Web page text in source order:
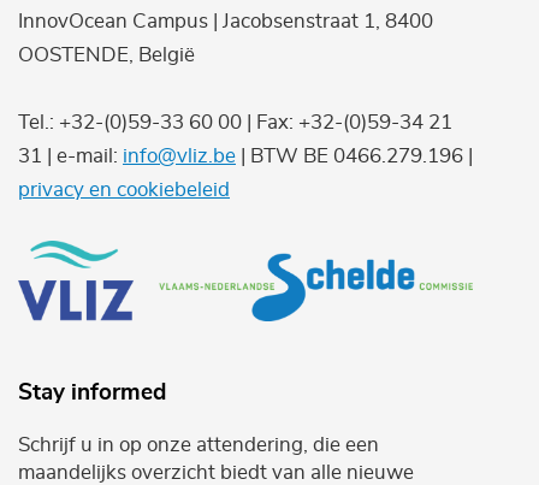
InnovOcean Campus | Jacobsenstraat 1, 8400
OOSTENDE, België
Tel.: +32-(0)59-33 60 00 | Fax: +32-(0)59-34 21
31 | e-mail: info@vliz.be | BTW BE 0466.279.196 |
privacy en cookiebeleid
Stay informed
Schrijf u in op onze attendering, die een
maandelijks overzicht biedt van alle nieuwe